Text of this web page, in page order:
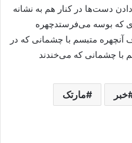
دادن دست‌ها در کنار هم به نشانه
که بوسه می‌فرستدچهره
متبسم با چشمانی که در
با چشمانی که می‌خندند
خبر مارتک